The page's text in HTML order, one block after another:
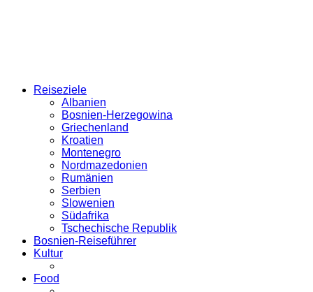
Reiseziele
Albanien
Bosnien-Herzegowina
Griechenland
Kroatien
Montenegro
Nordmazedonien
Rumänien
Serbien
Slowenien
Südafrika
Tschechische Republik
Bosnien-Reiseführer
Kultur
Food